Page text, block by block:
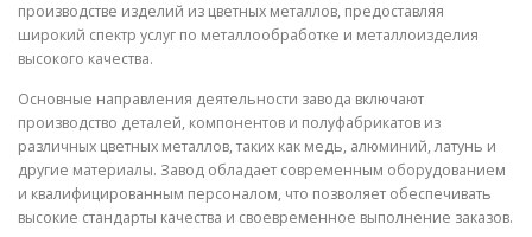
производстве изделий из цветных металлов, предоставляя
широкий спектр услуг по металлообработке и металлоизделия
высокого качества.
Основные направления деятельности завода включают
производство деталей, компонентов и полуфабрикатов из
различных цветных металлов, таких как медь, алюминий, латунь и
другие материалы. Завод обладает современным оборудованием
и квалифицированным персоналом, что позволяет обеспечивать
высокие стандарты качества и своевременное выполнение заказов.